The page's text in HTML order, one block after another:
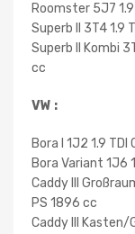
Roomster 5J7
Superb II 3T4 1.9
Superb II Kombi
cc
VW :
Bora I 1J2 1.9
Bora Variant 1J6
Caddy III
PS 1896 cc
Caddy III Kasten/